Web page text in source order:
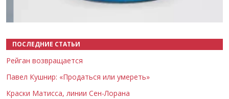
ПОСЛЕДНИЕ СТАТЬИ
Рейган возвращается
Павел Кушнир: «Продаться или умереть»
Краски Матисса, линии Сен-Лорана